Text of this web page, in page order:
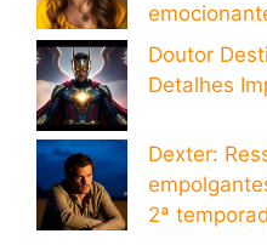
Doutor
Detalhes
Dexter:
2ª